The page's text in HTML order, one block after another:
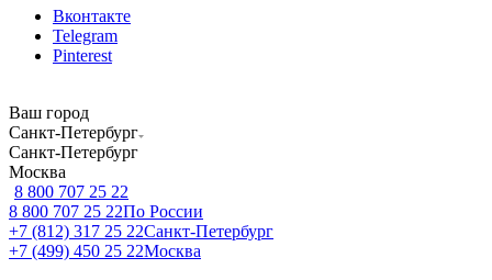
Вконтакте
Telegram
Pinterest
Ваш город
Санкт-Петербург
Санкт-Петербург
Москва
8 800 707 25 22
8 800 707 25 22По России
+7 (812) 317 25 22Санкт-Петербург
+7 (499) 450 25 22Москва